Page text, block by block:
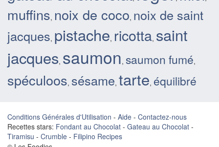
muffins, noix de coco, noix de saint
jacques, pistache, ricotta, saint
jacques, saumon, saumon fumé,
spéculoos, sésame, tarte, équilibré
Conditions Générales d'Utilisation - Aide - Contactez-nous
Recettes stars: Fondant au Chocolat - Gateau au Chocolat -
Tiramisu - Crumble - Filipino Recipes